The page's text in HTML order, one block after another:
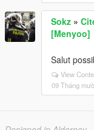
Sokz »
[Menyoo]
Salut
View
09 Tháng